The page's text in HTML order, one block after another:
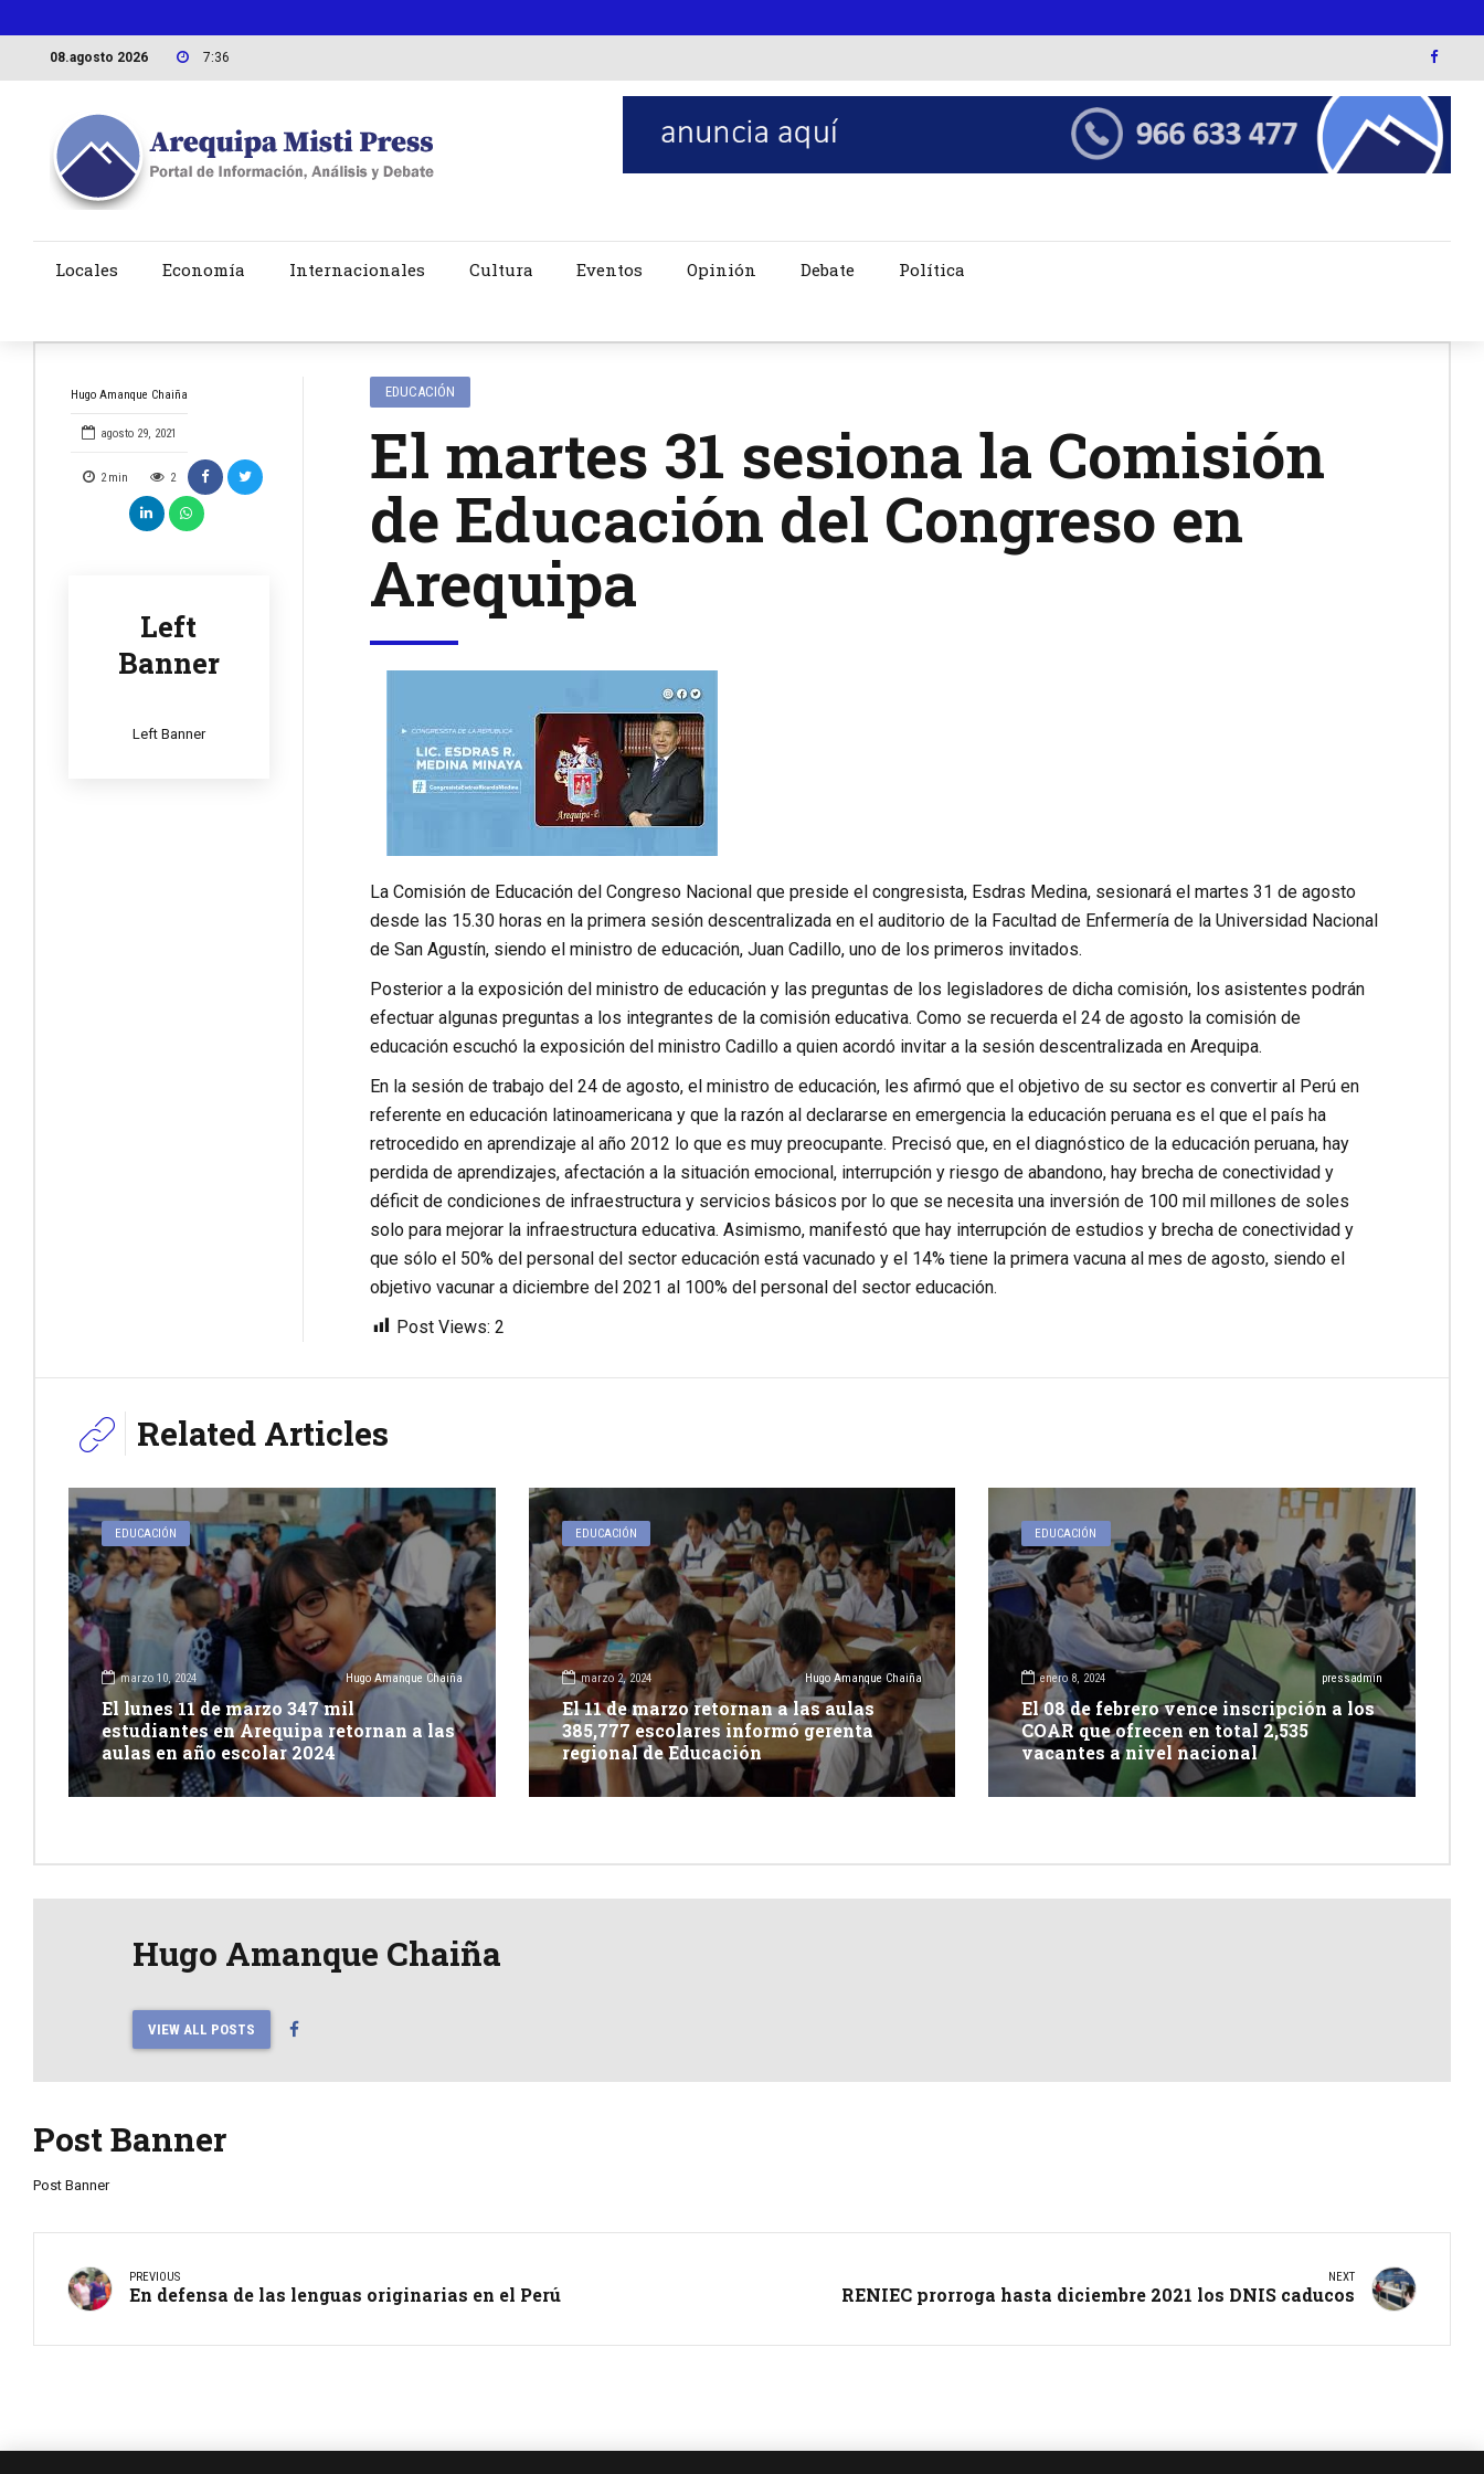
08.agosto 2026 7:36
Locales Economía Internacionales Cultura Eventos Opinión Debate Política
Hugo Amanque Chaiña
agosto 29, 2021
2 min 2
Left
Banner
Left Banner
EDUCACIÓN
El martes 31 sesiona la Comisión
de Educación del Congreso en
Arequipa
La Comisión de Educación del Congreso Nacional que preside el congresista, Esdras Medina, sesionará el martes 31 de agosto
desde las 15.30 horas en la primera sesión descentralizada en el auditorio de la Facultad de Enfermería de la Universidad Nacional
de San Agustín, siendo el ministro de educación, Juan Cadillo, uno de los primeros invitados.
Posterior a la exposición del ministro de educación y las preguntas de los legisladores de dicha comisión, los asistentes podrán
efectuar algunas preguntas a los integrantes de la comisión educativa. Como se recuerda el 24 de agosto la comisión de
educación escuchó la exposición del ministro Cadillo a quien acordó invitar a la sesión descentralizada en Arequipa.
En la sesión de trabajo del 24 de agosto, el ministro de educación, les afirmó que el objetivo de su sector es convertir al Perú en
referente en educación latinoamericana y que la razón al declararse en emergencia la educación peruana es el que el país ha
retrocedido en aprendizaje al año 2012 lo que es muy preocupante. Precisó que, en el diagnóstico de la educación peruana, hay
perdida de aprendizajes, afectación a la situación emocional, interrupción y riesgo de abandono, hay brecha de conectividad y
déficit de condiciones de infraestructura y servicios básicos por lo que se necesita una inversión de 100 mil millones de soles
solo para mejorar la infraestructura educativa. Asimismo, manifestó que hay interrupción de estudios y brecha de conectividad y
que sólo el 50% del personal del sector educación está vacunado y el 14% tiene la primera vacuna al mes de agosto, siendo el
objetivo vacunar a diciembre del 2021 al 100% del personal del sector educación.
Post Views: 2
Related Articles
EDUCACIÓN
marzo 10, 2024 Hugo Amanque Chaiña
El lunes 11 de marzo 347 mil
estudiantes en Arequipa retornan a las
aulas en año escolar 2024
EDUCACIÓN
marzo 2, 2024 Hugo Amanque Chaiña
El 11 de marzo retornan a las aulas
385,777 escolares informó gerenta
regional de Educación
EDUCACIÓN
enero 8, 2024 pressadmin
El 08 de febrero vence inscripción a los
COAR que ofrecen en total 2,535
vacantes a nivel nacional
Hugo Amanque Chaiña
VIEW ALL POSTS
Post Banner
Post Banner
PREVIOUS
En defensa de las lenguas originarias en el Perú
NEXT
RENIEC prorroga hasta diciembre 2021 los DNIS caducos